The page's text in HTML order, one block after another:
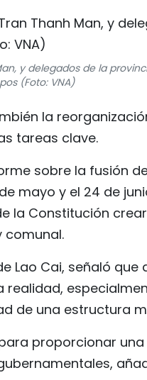
y delegados de la
(Foto: VNA)
la
tareas clave.
sobre la fusión
mayo y el 24 de
la Constitución
comunal.
Lao Cai, señaló
realidad,
de una estructura
proporcionar